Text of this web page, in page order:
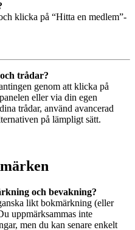
klicka på “Hitta en medlem”-
trådar?
genom att klicka på
eller via din egen
trådar, använd avancerad
på lämpligt sätt.
och bevakning?
likt bokmärkning (eller
uppmärksammas inte
men du kan senare enkelt